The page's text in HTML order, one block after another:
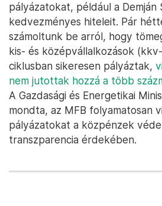
pályázatokat, például a Demján
kedvezményes hiteleit. Pár
számoltunk be arról, hogy
kis- és középvállalkozások
ciklusban sikeresen pályáztak,
nem jutottak hozzá a több
A Gazdasági és Energetikai
mondta, az MFB folyamatosan
pályázatokat a közpénzek
transzparencia érdekében.